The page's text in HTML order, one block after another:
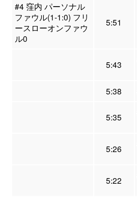
#4 窪内 パーソナル
ファウル(1-1:0) フリ
ースローオンファウ
ル0
5:51
5:43
5:38
5:35
5:26
5:22